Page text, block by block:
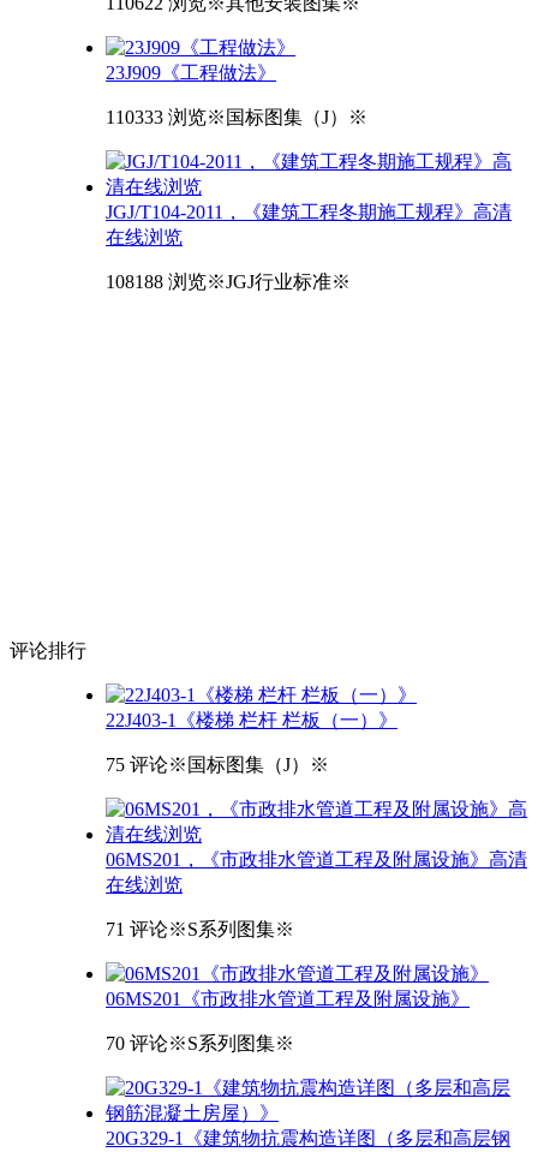
23J909《工程做法》
110333 浏览※国标图集（J）※
JGJ/T104-2011，《建筑工程冬期施工规程》高清
在线浏览
108188 浏览※JGJ行业标准※
评论排行
22J403-1《楼梯 栏杆 栏板（一）》
75 评论※国标图集（J）※
06MS201，《市政排水管道工程及附属设施》高清
在线浏览
71 评论※S系列图集※
06MS201《市政排水管道工程及附属设施》
70 评论※S系列图集※
20G329-1《建筑物抗震构造详图（多层和高层钢